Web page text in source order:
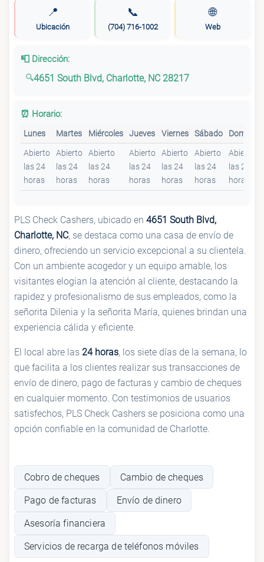
📍
Ubicación
📞
(704) 716-1002
🌐
Web
📮 Dirección:
4651 South Blvd, Charlotte, NC 28217
⏰ Horario:
Lunes Martes Miércoles Jueves Viernes Sábado Domingo
Abierto
las 24
horas
Abierto
las 24
horas
Abierto
las 24
horas
Abierto
las 24
horas
Abierto
las 24
horas
Abierto
las 24
horas
Abierto
las 24
horas
PLS Check Cashers, ubicado en 4651 South Blvd,
Charlotte, NC, se destaca como una casa de envío de
dinero, ofreciendo un servicio excepcional a su clientela.
Con un ambiente acogedor y un equipo amable, los
visitantes elogian la atención al cliente, destacando la
rapidez y profesionalismo de sus empleados, como la
señorita Dilenia y la señorita María, quienes brindan una
experiencia cálida y eficiente.
El local abre las 24 horas, los siete días de la semana, lo
que facilita a los clientes realizar sus transacciones de
envío de dinero, pago de facturas y cambio de cheques
en cualquier momento. Con testimonios de usuarios
satisfechos, PLS Check Cashers se posiciona como una
opción confiable en la comunidad de Charlotte.
Cobro de cheques Cambio de cheques
Pago de facturas Envío de dinero
Asesoría financiera
Servicios de recarga de teléfonos móviles